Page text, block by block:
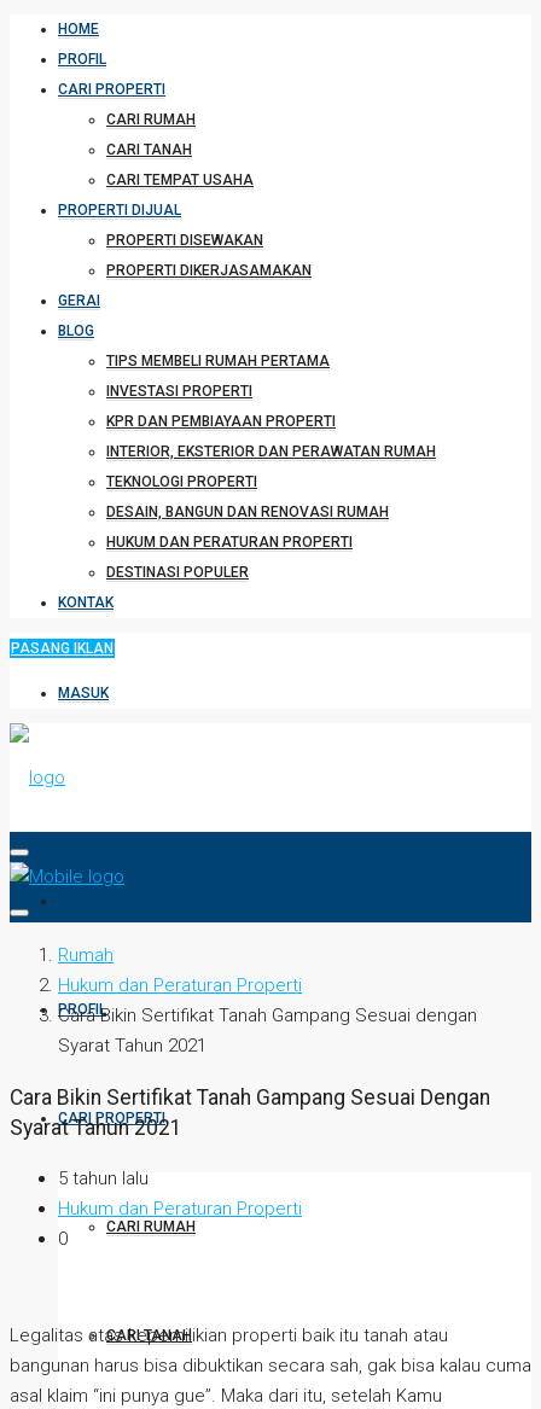
HOME
PROFIL
CARI PROPERTI
CARI RUMAH
CARI TANAH
CARI TEMPAT USAHA
PROPERTI DIJUAL
PROPERTI DISEWAKAN
PROPERTI DIKERJASAMAKAN
GERAI
BLOG
TIPS MEMBELI RUMAH PERTAMA
INVESTASI PROPERTI
KPR DAN PEMBIAYAAN PROPERTI
INTERIOR, EKSTERIOR DAN PERAWATAN RUMAH
TEKNOLOGI PROPERTI
DESAIN, BANGUN DAN RENOVASI RUMAH
HUKUM DAN PERATURAN PROPERTI
DESTINASI POPULER
KONTAK
PASANG IKLAN
MASUK
PROFIL
CARI PROPERTI
CARI RUMAH
CARI TANAH
Rumah
Hukum dan Peraturan Properti
Cara Bikin Sertifikat Tanah Gampang Sesuai dengan
Syarat Tahun 2021
Cara Bikin Sertifikat Tanah Gampang Sesuai Dengan
Syarat Tahun 2021
5 tahun lalu
Hukum dan Peraturan Properti
0
Legalitas atas kepemilikian properti baik itu tanah atau
bangunan harus bisa dibuktikan secara sah, gak bisa kalau cuma
asal klaim “ini punya gue”. Maka dari itu, setelah Kamu